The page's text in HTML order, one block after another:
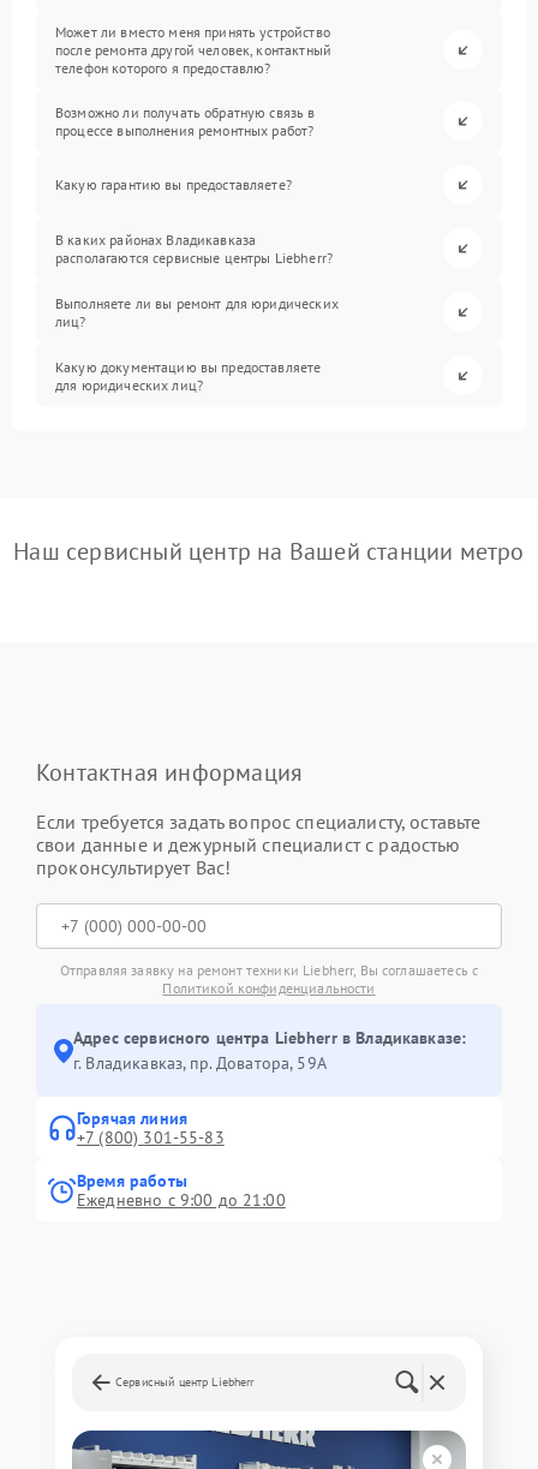
Может ли вместо меня принять устройство
после ремонта другой человек, контактный
телефон которого я предоставлю?
Возможно ли получать обратную связь в
процессе выполнения ремонтных работ?
Какую гарантию вы предоставляете?
В каких районах Владикавказа
располагаются сервисные центры Liebherr?
Выполняете ли вы ремонт для юридических
лиц?
Какую документацию вы предоставляете
для юридических лиц?
Наш сервисный центр на Вашей станции метро
Контактная информация
Если требуется задать вопрос специалисту, оставьте
свои данные и дежурный специалист с радостью
проконсультирует Вас!
Отправляя заявку на ремонт техники Liebherr, Вы соглашаетесь с
Политикой конфиденциальности
Адрес сервисного центра Liebherr в Владикавказе:
г. Владикавказ, пр. Доватора, 59А
Горячая линия
+7 (800) 301-55-83
Время работы
Ежедневно с 9:00 до 21:00
Сервисный центр Liebherr